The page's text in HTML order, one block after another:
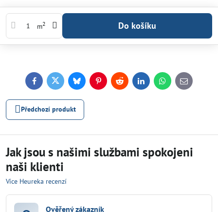
m2 Do košíku
FacebookTwitterBlueskyPinterestReddit LinkedInWhatsApp
E-
mail
Předchozí produkt
Jak jsou s našimi službami spokojeni
naši klienti
Více Heureka recenzí
Ověřený zákazník